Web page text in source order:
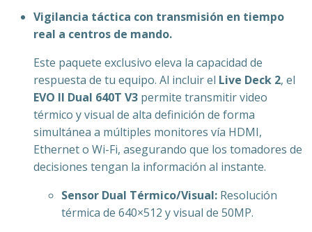
Vigilancia táctica con transmisión en tiempo
real a centros de mando.
Este paquete exclusivo eleva la capacidad de
respuesta de tu equipo. Al incluir el Live Deck 2, el
EVO II Dual 640T V3 permite transmitir video
térmico y visual de alta definición de forma
simultánea a múltiples monitores vía HDMI,
Ethernet o Wi-Fi, asegurando que los tomadores de
decisiones tengan la información al instante.
Sensor Dual Térmico/Visual: Resolución
térmica de 640×512 y visual de 50MP.